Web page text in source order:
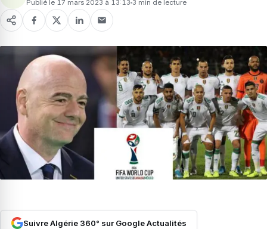
Publié le 17 mars 2023 à 13:13 3 min de lecture
Suivre Algérie 360° sur Google Actualités